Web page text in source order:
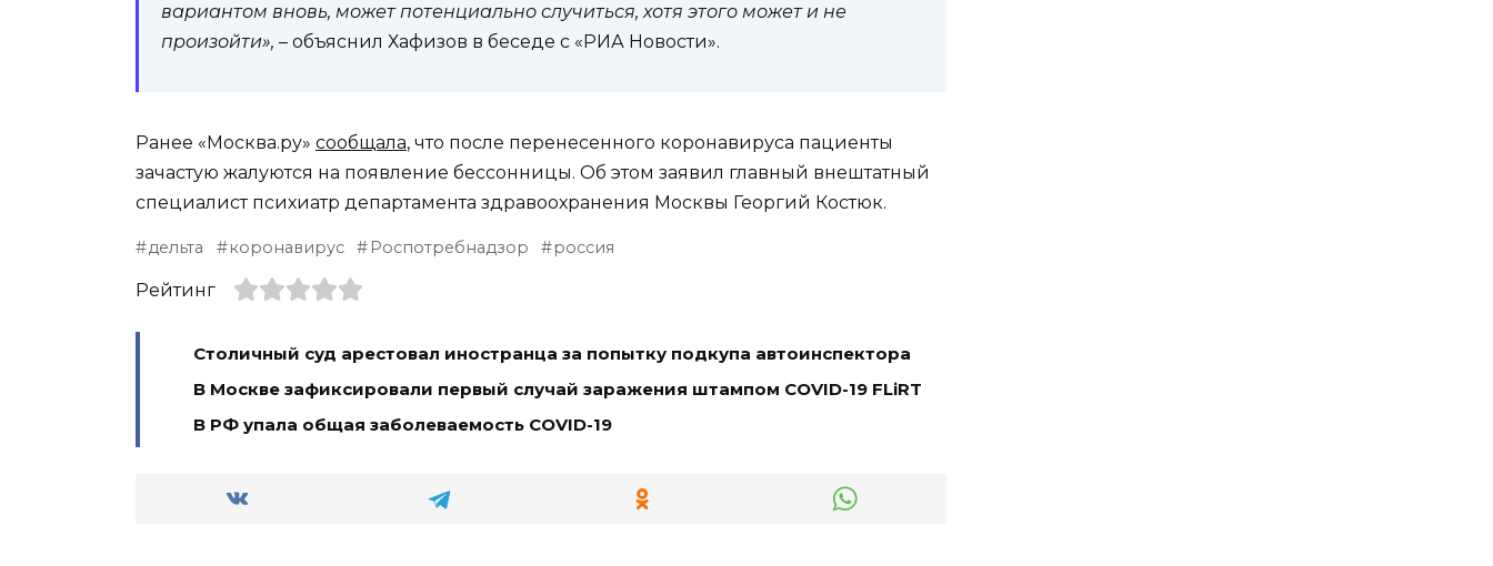
вариантом вновь, может потенциально случиться, хотя этого может и не
произойти», – объяснил Хафизов в беседе с «РИА Новости».
Ранее «Москва.ру» сообщала, что после перенесенного коронавируса пациенты
зачастую жалуются на появление бессонницы. Об этом заявил главный внештатный
специалист психиатр департамента здравоохранения Москвы Георгий Костюк.
дельта коронавирус Роспотребнадзор россия
Рейтинг
Столичный суд арестовал иностранца за попытку подкупа автоинспектора
В Москве зафиксировали первый случай заражения штампом COVID-19 FLiRT
В РФ упала общая заболеваемость COVID-19